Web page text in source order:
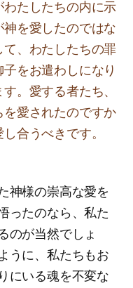
たしたちの内に示
を愛したのではな
て、わたしたちの罪
をお遣わしになり
。愛する者たち、
愛されたのですか
合うべきです。
神様の崇高な愛を
ったのなら、私た
のが当然でしょ
うに、私たちもお
にいる魂を不変な